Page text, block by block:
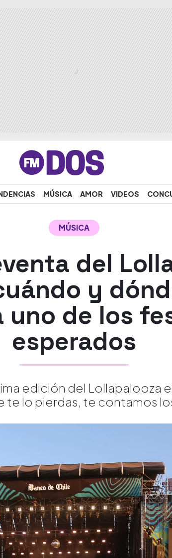
MÚSICA AMOR VIDEOS
MÚSICA
del
y
uno de los
esperados
edición del Lollapalooza
te lo pierdas, te contamos